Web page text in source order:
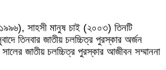
সাহসী মানুষ চাই (২০০৩) তিনটি
তিনবার জাতীয় চলচ্চিত্র পুরস্কার অর্জন
জাতীয় চলচ্চিত্র পুরস্কার আজীবন সম্মাননা